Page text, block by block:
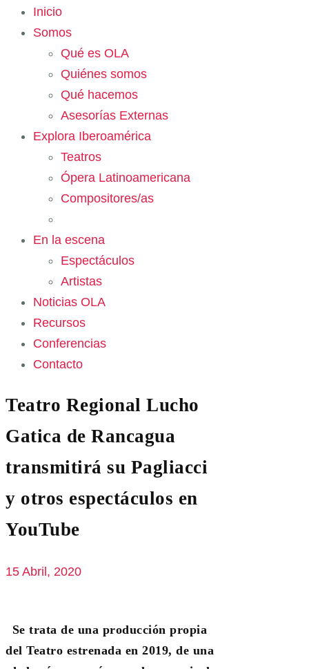
Inicio
Somos
Qué es OLA
Quiénes somos
Qué hacemos
Asesorías Externas
Explora Iberoamérica
Teatros
Ópera Latinoamericana
Compositores/as
En la escena
Espectáculos
Artistas
Noticias OLA
Recursos
Conferencias
Contacto
Teatro Regional Lucho
Gatica de Rancagua
transmitirá su Pagliacci
y otros espectáculos en
YouTube
15 Abril, 2020
Se trata de una producción propia
del Teatro estrenada en 2019, de una